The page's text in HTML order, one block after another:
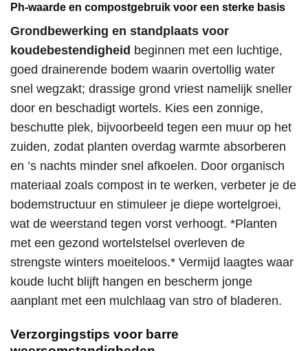
Ph-waarde en compostgebruik voor een sterke basis
Grondbewerking en standplaats voor
koudebestendigheid beginnen met een luchtige,
goed drainerende bodem waarin overtollig water
snel wegzakt; drassige grond vriest namelijk sneller
door en beschadigt wortels. Kies een zonnige,
beschutte plek, bijvoorbeeld tegen een muur op het
zuiden, zodat planten overdag warmte absorberen
en ’s nachts minder snel afkoelen. Door organisch
materiaal zoals compost in te werken, verbeter je de
bodemstructuur en stimuleer je diepe wortelgroei,
wat de weerstand tegen vorst verhoogt. *Planten
met een gezond wortelstelsel overleven de
strengste winters moeiteloos.* Vermijd laagtes waar
koude lucht blijft hangen en bescherm jonge
aanplant met een mulchlaag van stro of bladeren.
Verzorgingstips voor barre